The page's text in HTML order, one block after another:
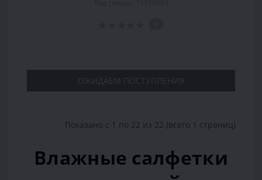
ОЖИДАЕМ ПОСТУПЛЕНИЯ
Показано с 1 по 22 из 22 (всего 1 страниц)
Влажные салфетки